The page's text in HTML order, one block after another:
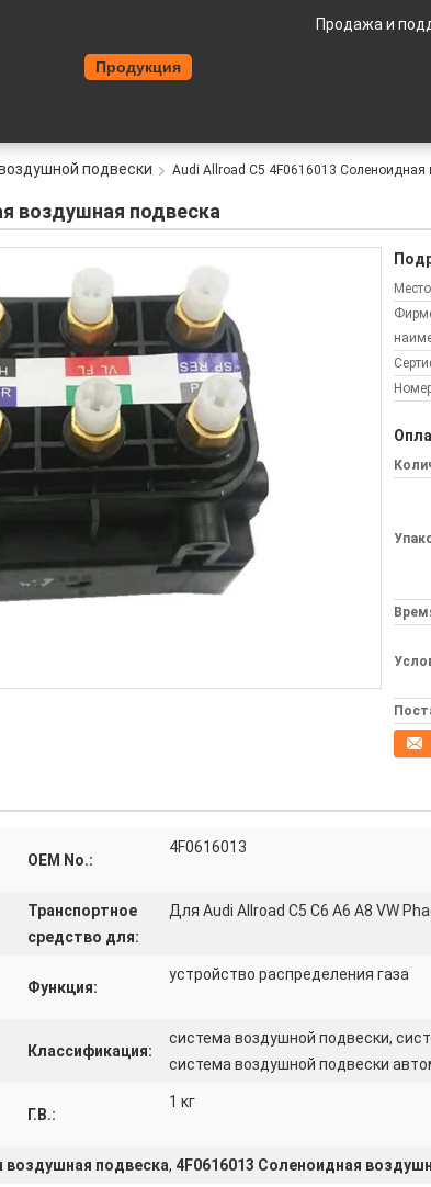
Продажа и
Продукция
подвески Audi Allroad C5 4F0616013 Соленоидная
воздушная подвеска
OEM No.:
4F0616013
Транспортное
средство для:
Для Audi Allroad C5 C6 A6 A8 VW
Функция:
устройство распределения газа
Классификация:
система воздушной подвески,
система воздушной подвески
Г.В.:
1 кг
воздушная подвеска, 4F0616013 Соленоидная